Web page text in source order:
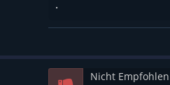
.
Nicht Empfohlen